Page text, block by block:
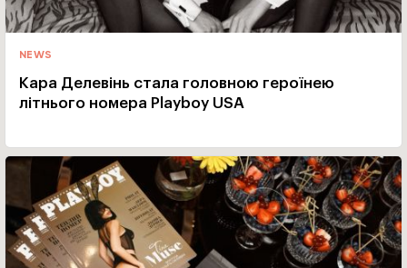
NEWS
Кара Делевінь стала головною героїнею
літнього номера Playboy USA